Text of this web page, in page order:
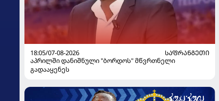
18:05/07-08-2026
ᲡᲐᲤᲠᲐᲜᲒᲔᲗᲘ
აპრილში დანიშნული "ბორდოს" მწვრთნელი
გადააყენეს